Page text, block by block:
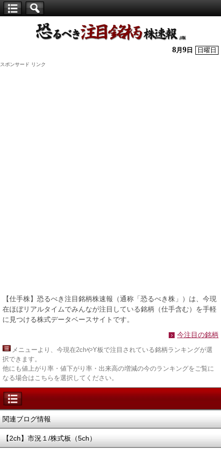
株】
8月 9 日 日曜日
スポンサード リンク
【仕手株】恐るべき注目銘柄株速報（通称「恐るべき株」）は、今現
在ほぼリアルタイムでみんなが注目している銘柄（仕手含む）を手軽
に見つける株式データベースサイトです。
今注目の銘柄
メニューより、今現在2chやY板で注目されている銘柄ランキングが選
択できます。
他にも値上がり率・値下がり率・出来高の増減の今のランキングをご覧に
なる場合はこちらを選択してください。
関連ブログ情報
【2ch】市況１/株式板（5ch）